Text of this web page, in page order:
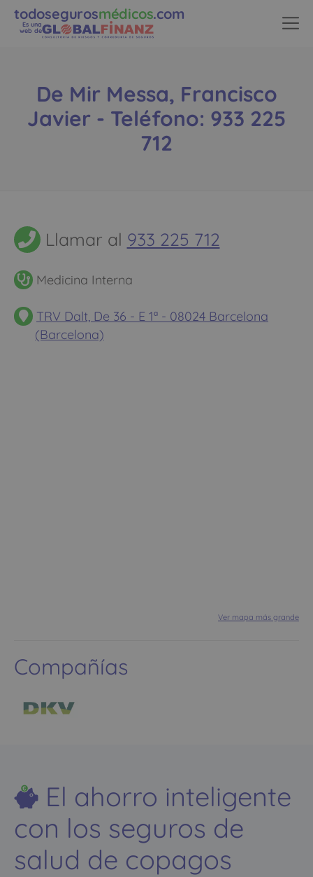
todosegurosmédicos.com
Es una
web de
De Mir Messa, Francisco
Javier - Teléfono: 933 225
712
Llamar al 933 225 712
Medicina Interna
TRV Dalt, De 36 - E 1ª - 08024 Barcelona
(Barcelona)
Ver mapa más grande
Compañías
El ahorro inteligente
con los seguros de
salud de copagos